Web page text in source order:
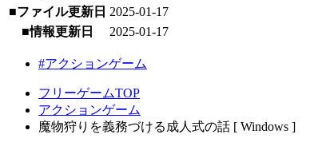
■ファイル更新日 2025-01-17
■情報更新日
2025-01-17
#アクションゲーム
フリーゲームTOP
アクションゲーム
魔物狩りを義務づける成人式の話 [ Windows ]